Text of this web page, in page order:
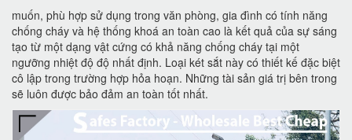
muốn, phù hợp sử dụng trong văn phòng, gia đình có tính năng
chống cháy và hệ thống khoá an toàn cao là kết quả của sự sáng
tạo từ một dạng vật cứng có khả năng chống cháy tại một
ngưỡng nhiệt độ độ nhất định. Loại két sắt này có thiết kế đặc biệt
cô lập trong trường hợp hỏa hoạn. Những tài sản giá trị bên trong
sẽ luôn được bảo đảm an toàn tốt nhất.